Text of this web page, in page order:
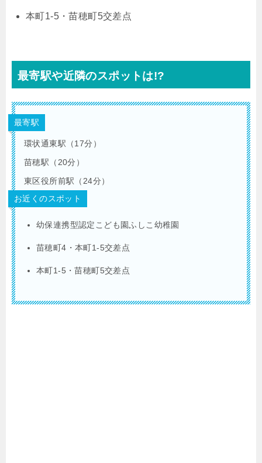
本町1-5・苗穂町5交差点
最寄駅や近隣のスポットは!?
最寄駅
環状通東駅（17分）
苗穂駅（20分）
東区役所前駅（24分）
お近くのスポット
幼保連携型認定こども園ふしこ幼稚園
苗穂町4・本町1-5交差点
本町1-5・苗穂町5交差点